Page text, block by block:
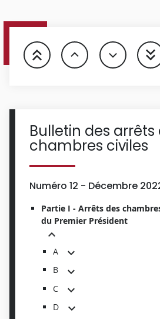
Bulletin des arrêts
chambres civiles
Numéro 12 - Décembre
Partie I - Arrêts des
du Premier Président
A
B
C
D